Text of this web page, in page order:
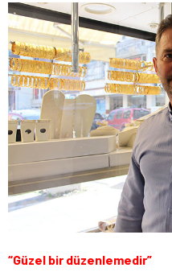
“Güzel bir düzenlemedir”